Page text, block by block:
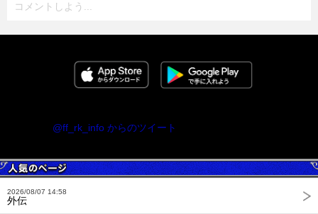
コメントしよう...
@ff_rk_info からのツイート
2026/08/07 14:58
外伝